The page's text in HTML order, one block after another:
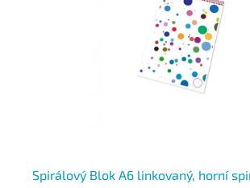
Spirálový Blok A6 linkovaný, horní